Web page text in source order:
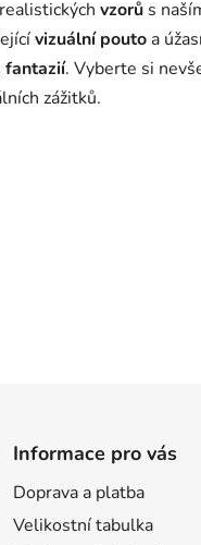
vzorů s
vizuální pouto a
fantazií. Vyberte si
zážitků.
Informace pro vás
Doprava a platba
Velikostní tabulka